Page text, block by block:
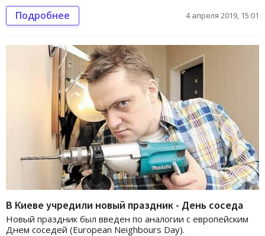
Подробнее 4 апреля 2019, 15:01
В Киеве учредили новый праздник - День соседа
Новый праздник был введен по аналогии с европейским
Днем соседей (European Neighbours Day).